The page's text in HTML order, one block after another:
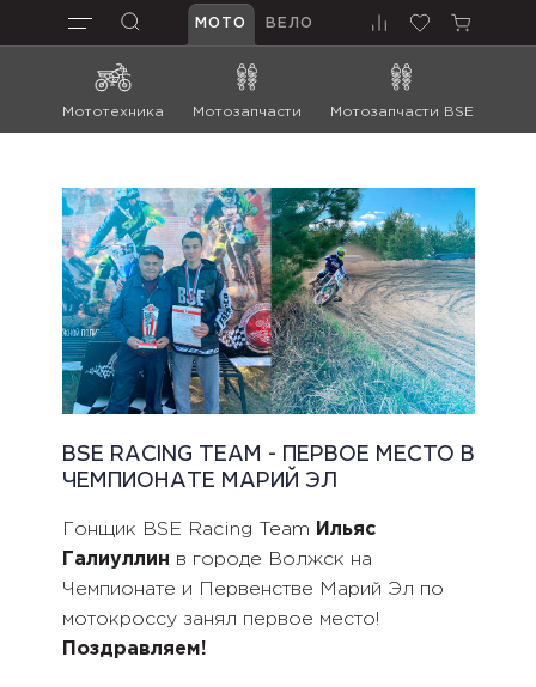
МОТО ВЕЛО
Мототехника Мотозапчасти Мотозапчасти BSE
BSE RACING TEAM - ПЕРВОЕ МЕСТО В
ЧЕМПИОНАТЕ МАРИЙ ЭЛ
Гонщик BSE Racing Team Ильяс
Галиуллин в городе Волжск на
Чемпионате и Первенстве Марий Эл по
мотокроссу занял первое место!
Поздравляем!